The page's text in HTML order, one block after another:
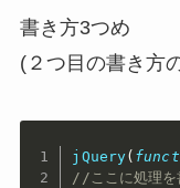
書き方3つめ
(２つ目の書き方
jQuery(
//ここに処理を